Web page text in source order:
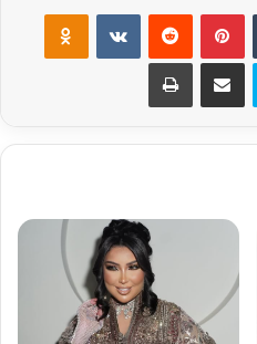
‏Tumblr بينتيريست
‏Reddit
‏VKontakte
سكايب مشاركة عبر البريد طباعة